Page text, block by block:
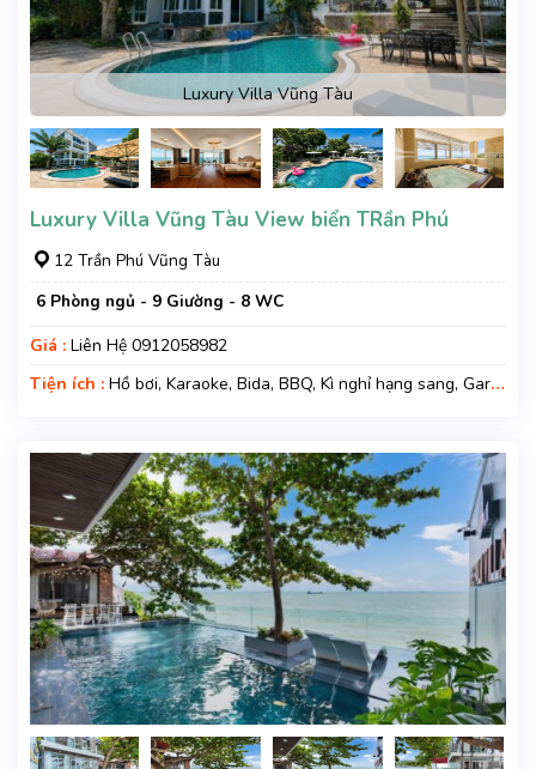
Luxury Villa Vũng Tàu
Luxury Villa Vũng Tàu View biển TRần Phú
12 Trần Phú Vũng Tàu
6 Phòng ngủ - 9 Giường - 8 WC
Giá : Liên Hệ 0912058982
Tiện ích : Hồ bơi, Karaoke, Bida, BBQ, Kì nghỉ hạng sang, Gara